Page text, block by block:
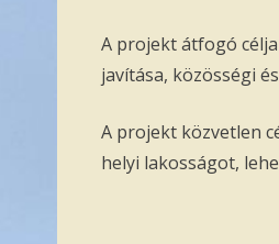
A projekt átfogó
javítása, közösségi
A projekt közvetlen
helyi lakosságot,